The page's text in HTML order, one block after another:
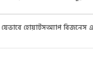
হোয়াটসঅ্যাপ বিজনেস